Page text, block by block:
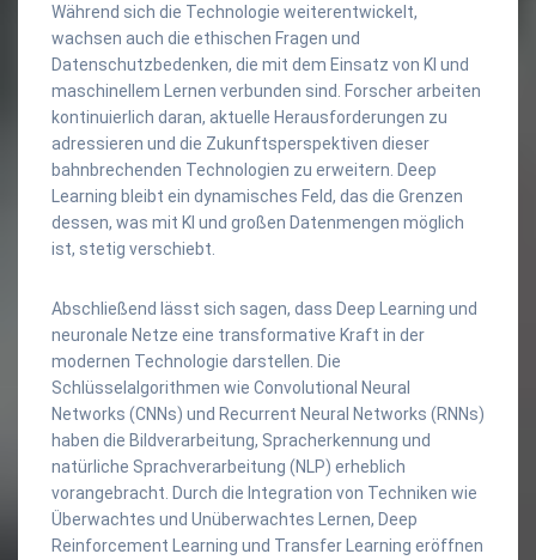
Während sich die Technologie weiterentwickelt,
wachsen auch die ethischen Fragen und
Datenschutzbedenken, die mit dem Einsatz von KI und
maschinellem Lernen verbunden sind. Forscher arbeiten
kontinuierlich daran, aktuelle Herausforderungen zu
adressieren und die Zukunftsperspektiven dieser
bahnbrechenden Technologien zu erweitern. Deep
Learning bleibt ein dynamisches Feld, das die Grenzen
dessen, was mit KI und großen Datenmengen möglich
ist, stetig verschiebt.
Abschließend lässt sich sagen, dass Deep Learning und
neuronale Netze eine transformative Kraft in der
modernen Technologie darstellen. Die
Schlüsselalgorithmen wie Convolutional Neural
Networks (CNNs) und Recurrent Neural Networks (RNNs)
haben die Bildverarbeitung, Spracherkennung und
natürliche Sprachverarbeitung (NLP) erheblich
vorangebracht. Durch die Integration von Techniken wie
Überwachtes und Unüberwachtes Lernen, Deep
Reinforcement Learning und Transfer Learning eröffnen